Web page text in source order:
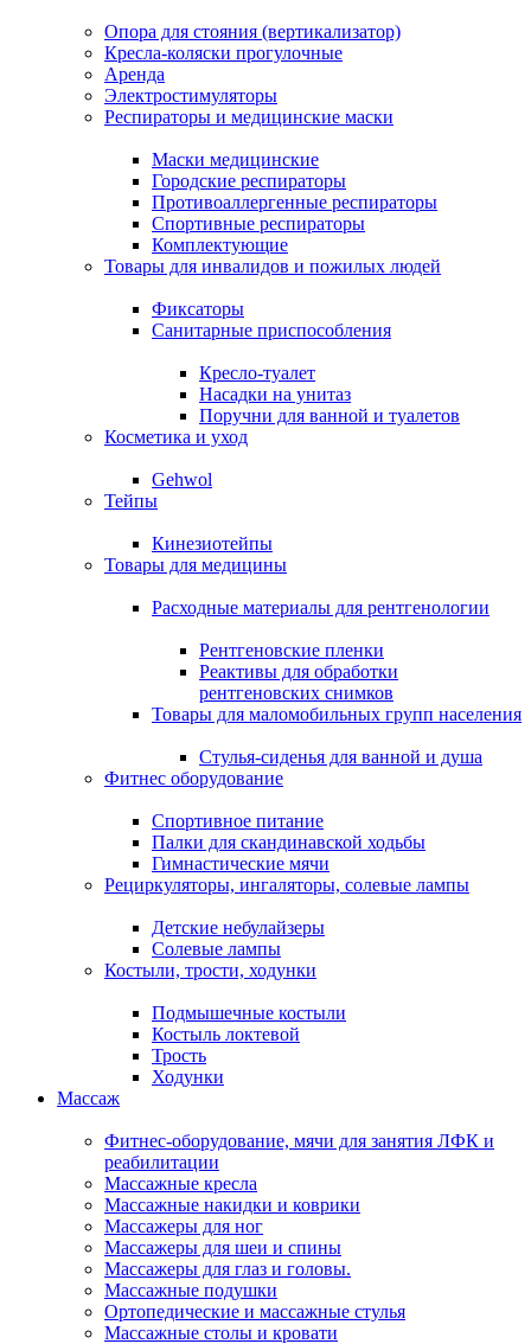
Опора для стояния (вертикализатор)
Кресла-коляски прогулочные
Аренда
Электростимуляторы
Респираторы и медицинские маски
Маски медицинские
Городские респираторы
Противоаллергенные респираторы
Спортивные респираторы
Комплектующие
Товары для инвалидов и пожилых людей
Фиксаторы
Санитарные приспособления
Кресло-туалет
Насадки на унитаз
Поручни для ванной и туалетов
Косметика и уход
Gehwol
Тейпы
Кинезиотейпы
Товары для медицины
Расходные материалы для рентгенологии
Рентгеновские пленки
Реактивы для обработки
рентгеновских снимков
Товары для маломобильных групп населения
Стулья-сиденья для ванной и душа
Фитнес оборудование
Спортивное питание
Палки для скандинавской ходьбы
Гимнастические мячи
Рециркуляторы, ингаляторы, солевые лампы
Детские небулайзеры
Солевые лампы
Костыли, трости, ходунки
Подмышечные костыли
Костыль локтевой
Трость
Ходунки
Массаж
Фитнес-оборудование, мячи для занятия ЛФК и
реабилитации
Массажные кресла
Массажные накидки и коврики
Массажеры для ног
Массажеры для шеи и спины
Массажеры для глаз и головы.
Массажные подушки
Ортопедические и массажные стулья
Массажные столы и кровати